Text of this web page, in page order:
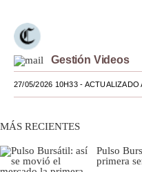
Lujo
Viajes
Moda
EEUU
Gestión Videos
27/05/2026 10H33- ACTUALIZADO
MÁS RECIENTES
Pulso
primera